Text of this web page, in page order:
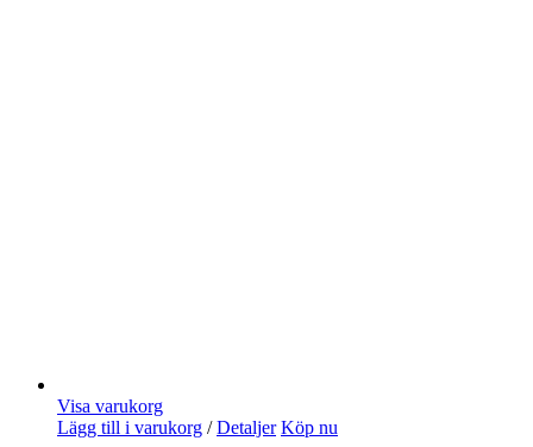
Visa varukorg
Lägg till i varukorg / Detaljer Köp nu